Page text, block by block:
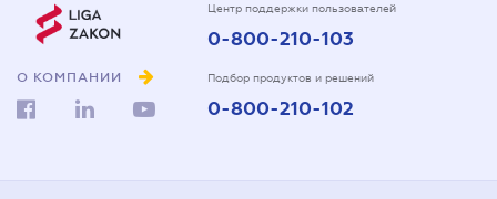
О КОМПАНИИ
Центр поддержки пользователей
0-800-210-103
Подбор продуктов и решений
0-800-210-102